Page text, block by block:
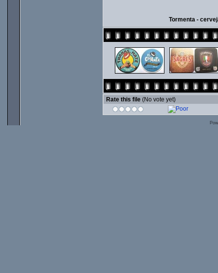
Tormenta -
Rate this file (No vote yet)